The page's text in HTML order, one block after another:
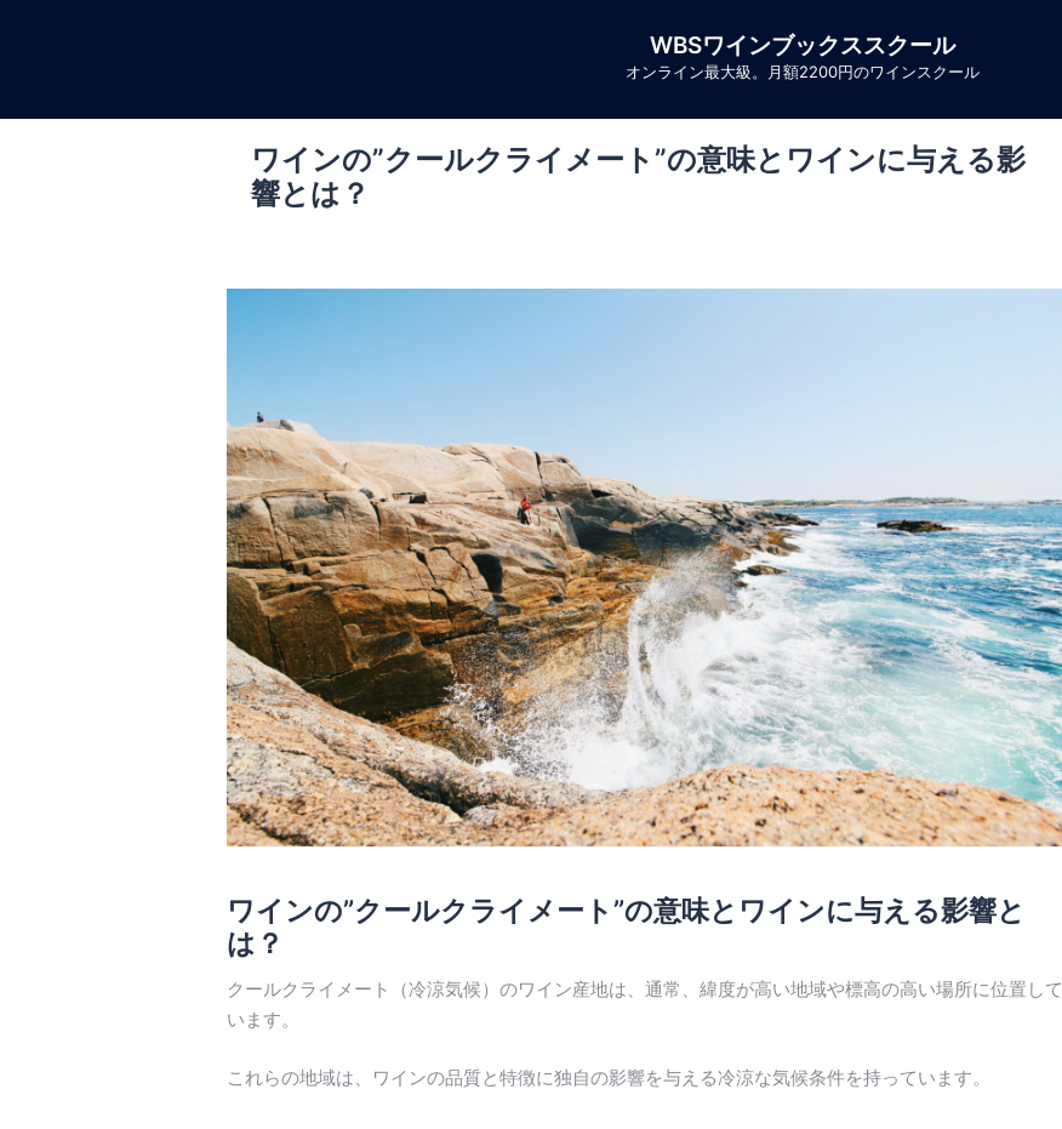
WBSワインブックススクール
オンライン最大級。月額2200円のワインスクール
ワインの”クールクライメート”の意味とワインに与える影
響とは？
ワインの”クールクライメート”の意味とワインに与える影響と
は？
クールクライメート（冷涼気候）のワイン産地は、通常、緯度が高い地域や標高の高い場所に位置して
います。
これらの地域は、ワインの品質と特徴に独自の影響を与える冷涼な気候条件を持っています。